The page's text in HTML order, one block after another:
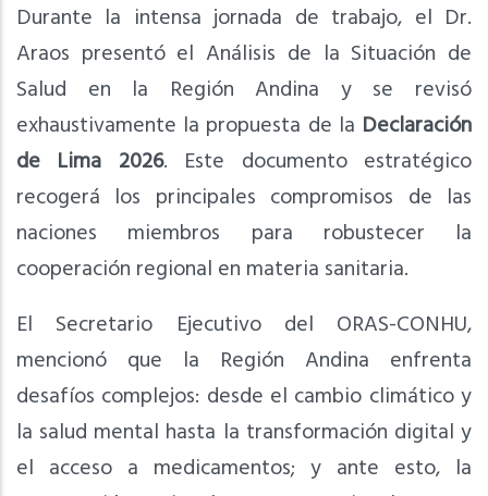
Durante la intensa jornada de trabajo, el Dr.
Araos presentó el Análisis de la Situación de
Salud en la Región Andina y se revisó
exhaustivamente la propuesta de la Declaración
de Lima 2026. Este documento estratégico
recogerá los principales compromisos de las
naciones miembros para robustecer la
cooperación regional en materia sanitaria.
El Secretario Ejecutivo del ORAS-CONHU,
mencionó que la Región Andina enfrenta
desafíos complejos: desde el cambio climático y
la salud mental hasta la transformación digital y
el acceso a medicamentos; y ante esto, la